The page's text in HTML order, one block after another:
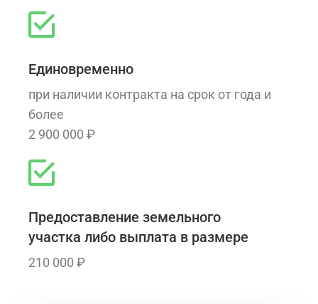
Единовременно
при наличии контракта на срок от года и
более
2 900 000 ₽
Предоставление земельного
участка либо выплата в размере
210 000 ₽